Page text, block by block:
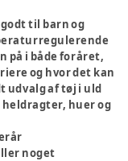
til barn og
på i både foråret,
og hvor det kan
udvalg af tøj i uld
huer og
noget